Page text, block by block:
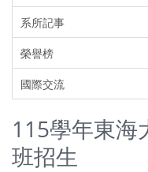
系所記事
榮譽榜
國際交流
115學年東海
班招生